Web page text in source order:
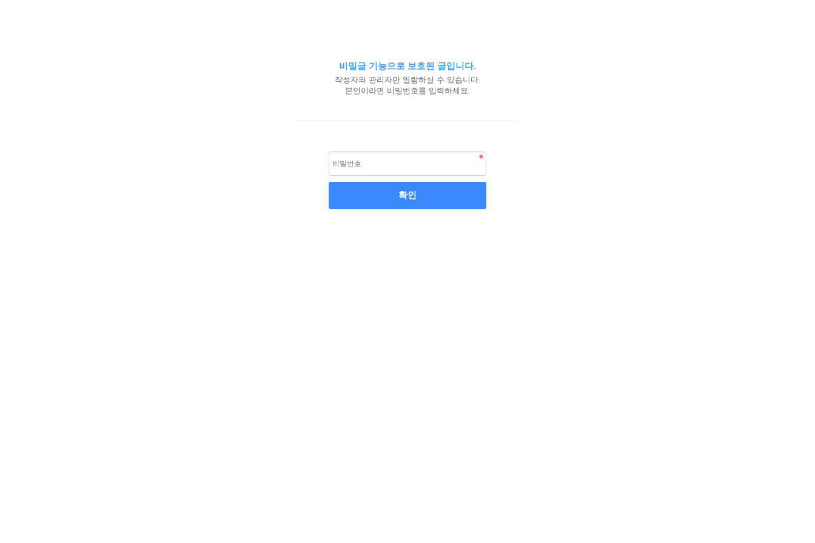
비밀글 기능으로 보호된 글입니다.
작성자와 관리자만 열람하실 수 있습니다.
본인이라면 비밀번호를 입력하세요.